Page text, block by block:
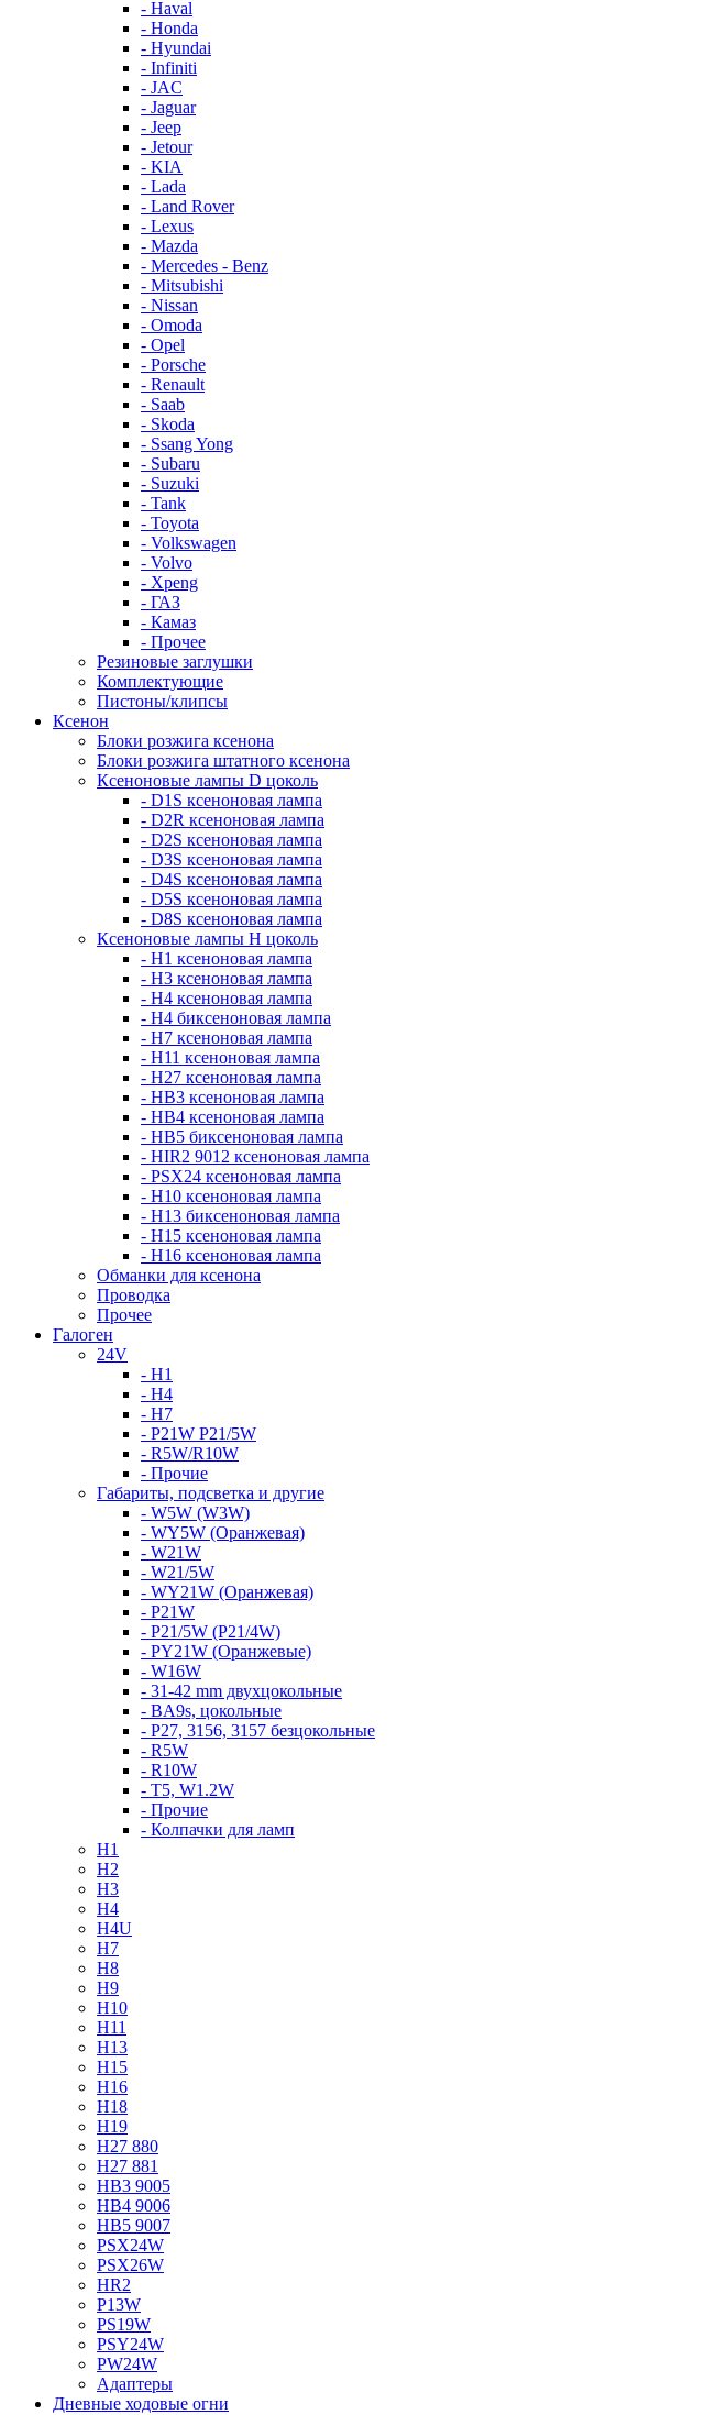
- Haval
- Honda
- Hyundai
- Infiniti
- JAC
- Jaguar
- Jeep
- Jetour
- KIA
- Lada
- Land Rover
- Lexus
- Mazda
- Mercedes - Benz
- Mitsubishi
- Nissan
- Omoda
- Opel
- Porsche
- Renault
- Saab
- Skoda
- Ssang Yong
- Subaru
- Suzuki
- Tank
- Toyota
- Volkswagen
- Volvo
- Xpeng
- ГАЗ
- Камаз
- Прочее
Резиновые заглушки
Комплектующие
Пистоны/клипсы
Ксенон
Блоки розжига ксенона
Блоки розжига штатного ксенона
Ксеноновые лампы D цоколь
- D1S ксеноновая лампа
- D2R ксеноновая лампа
- D2S ксеноновая лампа
- D3S ксеноновая лампа
- D4S ксеноновая лампа
- D5S ксеноновая лампа
- D8S ксеноновая лампа
Ксеноновые лампы Н цоколь
- H1 ксеноновая лампа
- H3 ксеноновая лампа
- H4 ксеноновая лампа
- H4 биксеноновая лампа
- H7 ксеноновая лампа
- H11 ксеноновая лампа
- H27 ксеноновая лампа
- HB3 ксеноновая лампа
- HB4 ксеноновая лампа
- HB5 биксеноновая лампа
- HIR2 9012 ксеноновая лампа
- PSX24 ксеноновая лампа
- H10 ксеноновая лампа
- H13 биксеноновая лампа
- H15 ксеноновая лампа
- H16 ксеноновая лампа
Обманки для ксенона
Проводка
Прочее
Галоген
24V
- H1
- H4
- H7
- P21W P21/5W
- R5W/R10W
- Прочие
Габариты, подсветка и другие
- W5W (W3W)
- WY5W (Оранжевая)
- W21W
- W21/5W
- WY21W (Оранжевая)
- P21W
- P21/5W (P21/4W)
- PY21W (Оранжевые)
- W16W
- 31-42 mm двухцокольные
- BA9s, цокольные
- P27, 3156, 3157 безцокольные
- R5W
- R10W
- T5, W1.2W
- Прочие
- Колпачки для ламп
H1
H2
H3
H4
H4U
H7
H8
H9
H10
H11
H13
H15
H16
H18
H19
H27 880
H27 881
HB3 9005
HB4 9006
HB5 9007
PSX24W
PSX26W
HR2
P13W
PS19W
PSY24W
PW24W
Адаптеры
Дневные ходовые огни